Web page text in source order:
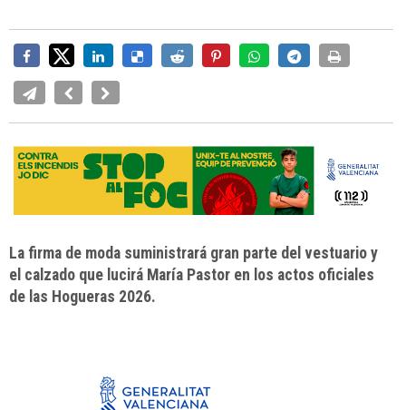
La firma de moda suministrará gran parte del vestuario y
el calzado que lucirá María Pastor en los actos oficiales
de las Hogueras 2026.